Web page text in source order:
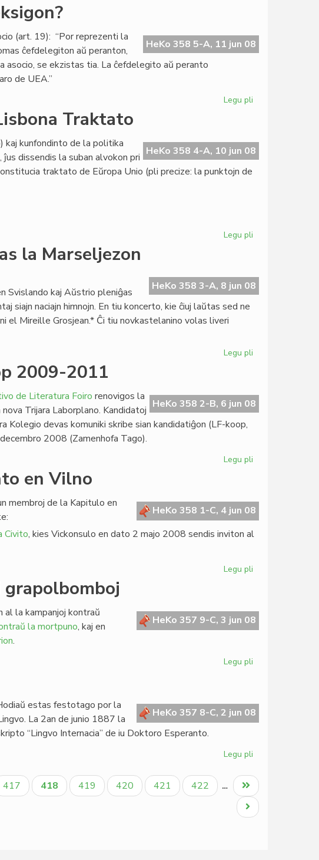
Razgrado
HeKo 358 5-A, 11 jun 08
(art. 19): “Por reprezenti la
ĉefdelegiton aŭ peranton,
se ekzistas tia. La ĉefdelegito aŭ peranto
de UEA.”
Legu pli
Traktato
HeKo 358 4-A, 10 jun 08
kaj kunfondinto de la politika
dissendis la suban alvokon pri
traktato de Eŭropa Unio (pli precize: la punktojn de
Legu pli
la
Lisbona
la Marseljezon
HeKo 358 3-A, 8 jun 08
Svislando kaj Aŭstrio pleniĝas
siajn naciajn himnojn. En tiu koncerto, kie ĉiuj laŭtas sed ne
el Mireille Grosjean.* Ĉi tiu novkastelanino volas liveri
Legu pli
la
Marseljezon
2009-2011
HeKo 358 2-B, 6 jun 08
de Literatura Foiro renovigos la
Trijara Laborplano. Kandidatoj
Kolegio devas komuniki skribe sian kandidatiĝon (LF-koop,
2008 (Zamenhofa Tago).
Legu pli
koop
2009-
2011
en Vilno
HeKo 358 1-C, 4 jun 08
membroj de la Kapitulo en
Civito, kies Vickonsulo en dato 2 majo 2008 sendis inviton al
Legu pli
renkonto
en
grapolbomboj
HeKo 357 9-C, 3 jun 08
al la kampanjoj kontraŭ
la mortpuno, kaj en
.
Legu pli
pri
grapolbomboj
HeKo 357 8-C, 2 jun 08
estas festotago por la
La 2an de junio 1887 la
“Lingvo Internacia” de iu Doktoro Esperanto.
Legu pli
121-
jara
Paĝo
417
Aktuala
paĝo
418 Paĝo
419 Paĝo
420 Paĝo
421 Paĝo
422 …
Last
page
Next
page